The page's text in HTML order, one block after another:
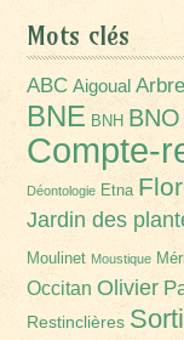
Mots clés
ABC Aigoual
BNE BNH BNO
Compte-
Déontologie Etna
Jardin des
Moulinet Moustique
Occitan Olivier
Restinclières